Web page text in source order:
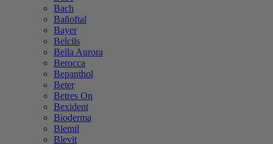
Bach
Bañoftal
Bayer
Belcils
Bella Aurora
Berocca
Bepanthol
Beter
Betres On
Bexident
Bioderma
Blemil
Blevit